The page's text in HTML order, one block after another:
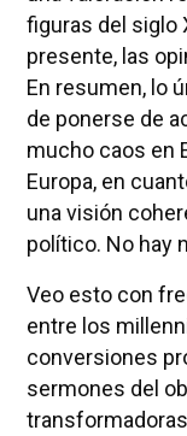
figuras del siglo
presente, las
En resumen, lo
de ponerse de
mucho caos en
Europa, en
una visión
político. No hay
Veo esto con
entre los
conversiones
sermones del